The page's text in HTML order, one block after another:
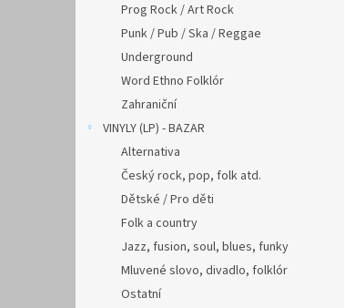
Prog Rock / Art Rock
Punk / Pub / Ska / Reggae
Underground
Word Ethno Folklór
Zahraniční
VINYLY (LP) - BAZAR
Alternativa
Český rock, pop, folk atd.
Dětské / Pro děti
Folk a country
Jazz, fusion, soul, blues, funky
Mluvené slovo, divadlo, folklór
Ostatní